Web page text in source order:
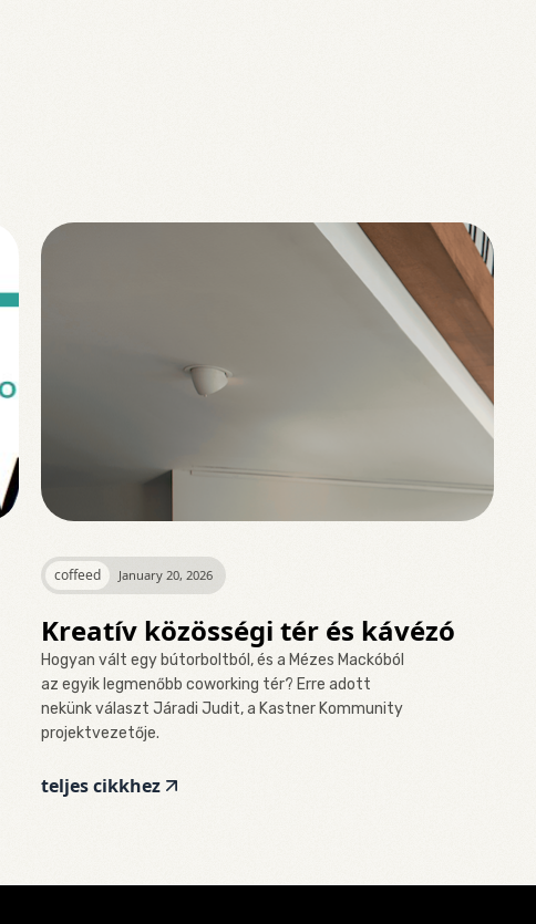
coffeed January 20, 2026
Kreatív közösségi tér és kávézó
Hogyan vált egy bútorboltból, és a Mézes Mackóból
az egyik legmenőbb coworking tér? Erre adott
nekünk választ Járadi Judit, a Kastner Kommunity
projektvezetője.
teljes cikkhez